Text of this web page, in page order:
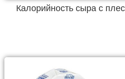
Калорийность сыра с